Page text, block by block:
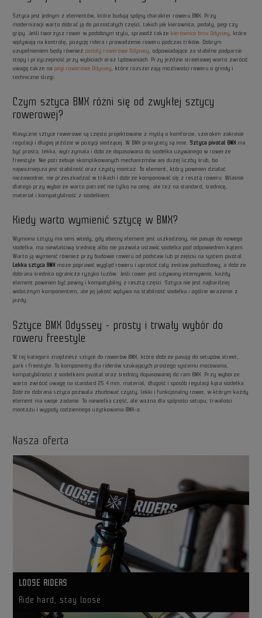
Sztyca jest jednym z elementów, które budują spójny charakter roweru BMX. Przy
modernizacji warto dobrać ją do pozostałych części, takich jak kierownica, pedały, pegi czy
gripy. Jeśli tworzysz rower w podobnym stylu, sprawdź także kierownice bmx Odyssey
, które
wpływają na kontrolę, pozycję ridera i prowadzenie roweru podczas trików. Dobrym
uzupełnieniem będą równieżpedały rowerowe Odyssey
, odpowiadające za stabilne podparcie
stopy i przyczepność przy wybiciach oraz lądowaniach. Przy jeździe streetowej warto zwrócić
uwagę także napegi rowerowe Odyssey
, które rozszerzają możliwości roweru o grindy i
techniczne ślizgi.
Czym sztyca BMX różni się od zwykłej sztycy
rowerowej?
Klasyczne sztyce rowerowe są często projektowane z myślą o komforcie, szerokim zakresie
regulacji i długiej jeździe w pozycji siedzącej. W BMX priorytety są inne.Sztyca pivotal BMX ma
być prosta, lekka, wytrzymała i dobrze dopasowana do siodełka używanego w rowerze
freestyle. Nie potrzebuje skomplikowanych mechanizmów ani dużej liczby śrub, bo
najważniejsza jest stabilność oraz czysty montaż. To element, który powinien działać
niezawodnie, nie przeszkadzać w trikach i dobrze komponować się z resztą roweru. Właśnie
dlatego przy wyborze warto patrzeć nie tylko na cenę, ale też na standard, średnicę,
materiał i kompatybilność z siodełkiem.
Kiedy warto wymienić sztycę w BMX?
Wymiana sztycy ma sens wtedy, gdy obecny element jest uszkodzony, nie pasuje do nowego
siodełka, ma niewłaściwą średnicę albo nie pozwala ustawić siodełka pod odpowiednim kątem.
Warto ją wymienić również przy budowie roweru od podstaw lub przejściu na system pivotal.
Lekka sztyca BMX może poprawić wygląd roweru i uprościć cały zestaw podsiodłowy, a dobrze
dobrana średnica ogranicza ryzyko luzów. Jeśli rower jest używany intensywnie, każdy
element powinien być pewny i kompatybilny z resztą części. Sztyca nie jest najbardziej
widocznym komponentem, ale jej jakość wpływa na stabilność siodełka i ogólne wrażenie z
jazdy.
Sztyce BMX Odyssey - prosty i trwały wybór do
roweru freestyle
W tej kategorii znajdziesz sztyce do rowerów BMX, które dobrze pasują do setupów street,
park i freestyle. To komponenty dla riderów szukających prostego systemu mocowania,
kompatybilności z siodełkami pivotal oraz średnicy dopasowanej do ram BMX. Przy wyborze
warto zwrócić uwagę na standard 25.4 mm, materiał, długość i sposób regulacji kąta siodełka.
Dobrze dobrana sztyca pozwala zbudować czysty, lekki i funkcjonalny rower, w którym każdy
element ma swoje zadanie. To niewielka część, ale ważna dla spójności setupu, trwałości
montażu i wygody codziennego użytkowania BMX-a.
Nasza oferta
LOOSE RIDERS
Ride hard, stay loose